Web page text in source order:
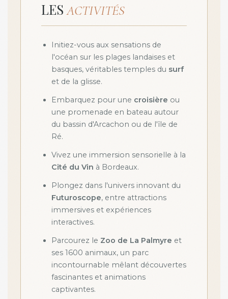
LES ACTIVITÉS
Initiez-vous aux sensations de
l'océan sur les plages landaises et
basques, véritables temples du surf
et de la glisse.
Embarquez pour une croisière ou
une promenade en bateau autour
du bassin d'Arcachon ou de l'île de
Ré.
Vivez une immersion sensorielle à la
Cité du Vin à Bordeaux.
Plongez dans l'univers innovant du
Futuroscope, entre attractions
immersives et expériences
interactives.
Parcourez le Zoo de La Palmyre et
ses 1600 animaux, un parc
incontournable mêlant découvertes
fascinantes et animations
captivantes.